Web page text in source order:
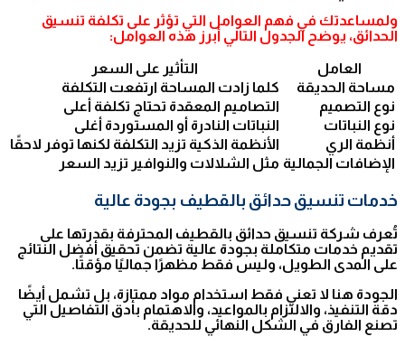
ولمساعدتك في فهم العوامل التي تؤثر على تكلفة تنسيق
الحدائق، يوضح الجدول التالي أبرز هذه العوامل:
العامل
التأثير على السعر
مساحة الحديقة
كلما زادت المساحة ارتفعت التكلفة
نوع التصميم
التصاميم المعقدة تحتاج تكلفة أعلى
نوع النباتات
النباتات النادرة أو المستوردة أغلى
أنظمة الري
الأنظمة الذكية تزيد التكلفة لكنها توفر لاحقًا
الإضافات الجمالية مثل الشلالات والنوافير تزيد السعر
خدمات تنسيق حدائق بالقطيف بجودة عالية
تُعرف شركة تنسيق حدائق بالقطيف المحترفة بقدرتها على
تقديم خدمات متكاملة بجودة عالية تضمن تحقيق أفضل النتائج
على المدى الطويل، وليس فقط مظهرًا جماليًا مؤقتًا.
الجودة هنا لا تعني فقط استخدام مواد ممتازة، بل تشمل أيضًا
دقة التنفيذ، والالتزام بالمواعيد، والاهتمام بأدق التفاصيل التي
تصنع الفارق في الشكل النهائي للحديقة.